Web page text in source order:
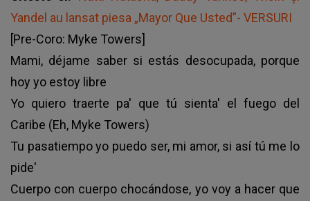
Yandel au lansat piesa „Mayor Que Usted”- VERSURI
[Pre-Coro: Myke Towers]
Mami, déjame saber si estás desocupada, porque
hoy yo estoy libre
Yo quiero traerte pa' que tú sienta' el fuego del
Caribe (Eh, Myke Towers)
Tu pasatiempo yo puedo ser, mi amor, si así tú me lo
pide'
Cuerpo con cuerpo chocándose, yo voy a hacer que